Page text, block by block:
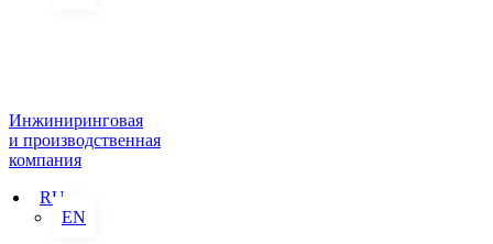
Инжиниринговая
и производственная
компания
RU
EN